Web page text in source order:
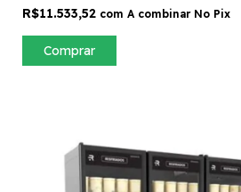
R$11.533,52 com A combinar No Pix
Comprar